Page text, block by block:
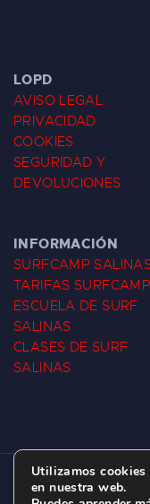
LOPD
AVISO LEGAL
PRIVACIDAD
COOKIES
SEGURIDAD Y
DEVOLUCIONES
INFORMACIÓN
SURFCAMP
TARIFAS SURFCAMP
ESCUELA DE SURF
SALINAS
CLASES DE SURF
SALINAS
ESCUELA
Utilizamos
en nuestra web.